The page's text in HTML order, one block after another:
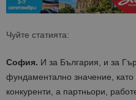
Чуйте статията:
София. И за България, и за
фундаментално значение,
конкуренти, а партньори,